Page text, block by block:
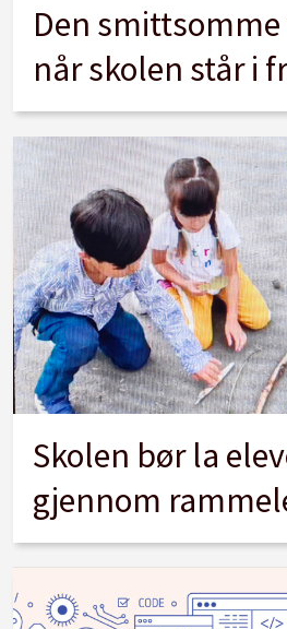
Den
når skolen står i
Skolen bør la
gjennom